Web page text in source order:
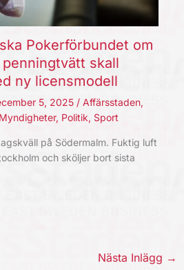
Pokerförbundet om
skall
ny licensmodell
5, 2025 / Affärsstaden,
Myndigheter, Politik, Sport
på Södermalm. Fuktig luft
och sköljer bort sista
Nästa Inlägg →